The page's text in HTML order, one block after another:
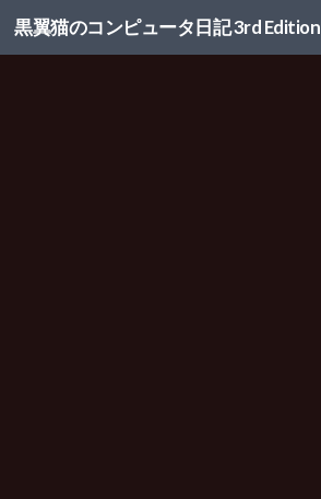
コンテンツへスキップ
黒翼猫のコンピュータ日記 3rd Edition